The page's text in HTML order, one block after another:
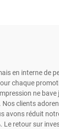
en interne de
chaque
ne bave
clients
avons réduit
Le retour sur